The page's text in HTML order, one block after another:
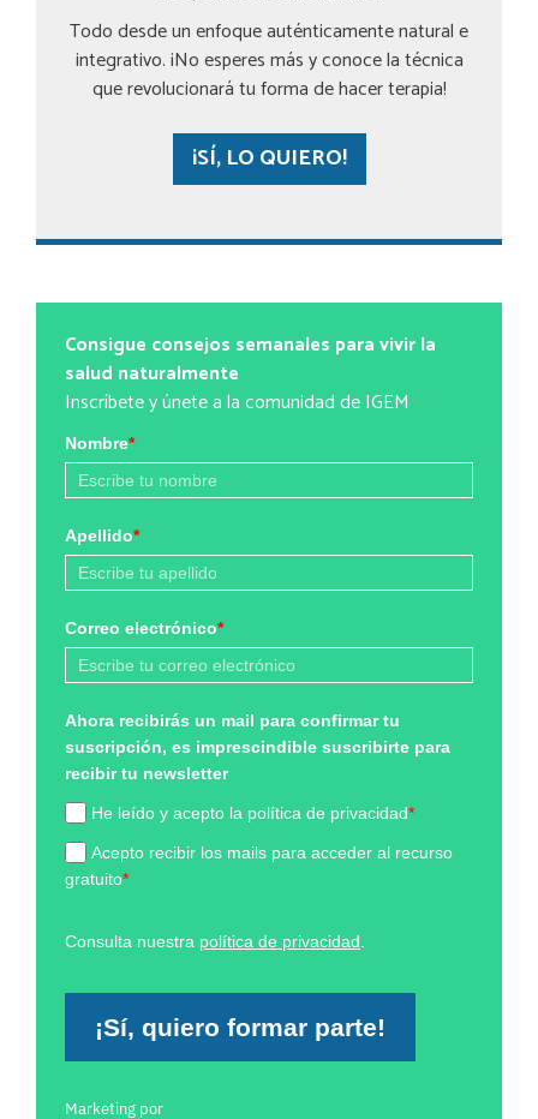
Todo desde un enfoque auténticamente natural e
integrativo. ¡No esperes más y conoce la técnica
que revolucionará tu forma de hacer terapia!
¡SÍ, LO QUIERO!
Consigue consejos semanales para vivir la
salud naturalmente
Inscríbete y únete a la comunidad de IGEM
Nombre*
Apellido*
Correo electrónico*
Ahora recibirás un mail para confirmar tu
suscripción, es imprescindible suscribirte para
recibir tu newsletter
He leído y acepto la política de privacidad*
Acepto recibir los mails para acceder al recurso
gratuito*
Consulta nuestra política de privacidad
¡Sí, quiero formar parte!
Marketing por